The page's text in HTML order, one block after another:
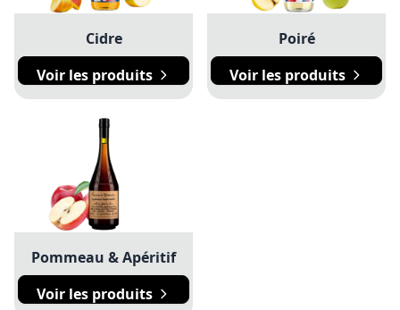
Cidre
Voir les produits
Poiré
Voir les produits
Pommeau & Apéritif
Voir les produits